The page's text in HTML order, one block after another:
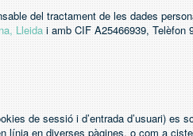
del tractament de les dades
Lleida i amb CIF A25466939, Telèfon
de sessió i d’entrada d’usuari) es
línia en diverses pàgines, o com a